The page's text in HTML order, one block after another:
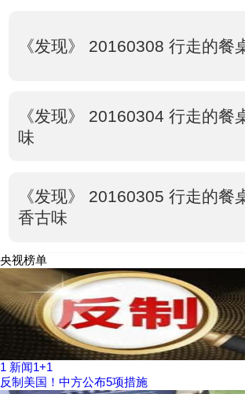
《发现》 20160308 行走的餐
《发现》 20160304 行走的餐
味
《发现》 20160305 行走的餐
香古味
央视榜单
1 新闻1+1
反制美国！中方公布5项措施